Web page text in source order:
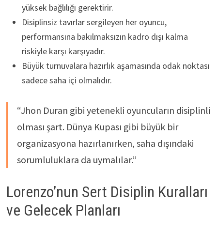
yüksek bağlılığı gerektirir.
Disiplinsiz tavırlar sergileyen her oyuncu,
performansına bakılmaksızın kadro dışı kalma
riskiyle karşı karşıyadır.
Büyük turnuvalara hazırlık aşamasında odak noktası
sadece saha içi olmalıdır.
“Jhon Duran gibi yetenekli oyuncuların disiplinli
olması şart. Dünya Kupası gibi büyük bir
organizasyona hazırlanırken, saha dışındaki
sorumluluklara da uymalılar.”
Lorenzo’nun Sert Disiplin Kuralları
ve Gelecek Planları